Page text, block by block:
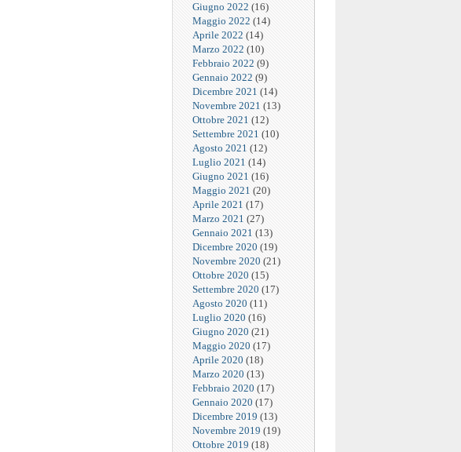
Giugno 2022 (16)
Maggio 2022 (14)
Aprile 2022 (14)
Marzo 2022 (10)
Febbraio 2022 (9)
Gennaio 2022 (9)
Dicembre 2021 (14)
Novembre 2021 (13)
Ottobre 2021 (12)
Settembre 2021 (10)
Agosto 2021 (12)
Luglio 2021 (14)
Giugno 2021 (16)
Maggio 2021 (20)
Aprile 2021 (17)
Marzo 2021 (27)
Gennaio 2021 (13)
Dicembre 2020 (19)
Novembre 2020 (21)
Ottobre 2020 (15)
Settembre 2020 (17)
Agosto 2020 (11)
Luglio 2020 (16)
Giugno 2020 (21)
Maggio 2020 (17)
Aprile 2020 (18)
Marzo 2020 (13)
Febbraio 2020 (17)
Gennaio 2020 (17)
Dicembre 2019 (13)
Novembre 2019 (19)
Ottobre 2019 (18)